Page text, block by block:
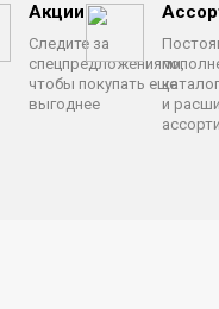
Акции
Следите за
спецпредложениями,
чтобы покупать еще
выгоднее
и